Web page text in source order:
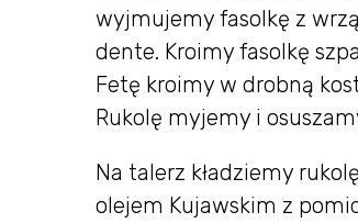
wyjmujemy fasolkę z
dente. Kroimy fasolkę
Fetę kroimy w drobną
Rukolę myjemy i
Na talerz kładziemy
olejem Kujawskim z